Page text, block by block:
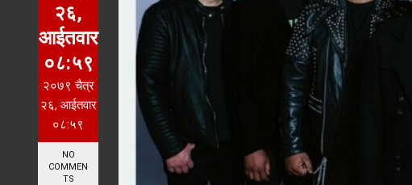
२६,
आईतवार
०८:५९
२०७९ चैत्र
२६, आईतवार
०८:५९
NO
COMMEN
TS